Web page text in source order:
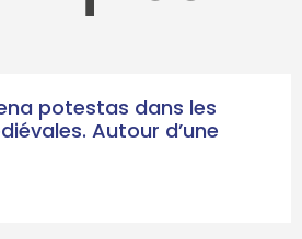
potestas dans les
Autour d’une